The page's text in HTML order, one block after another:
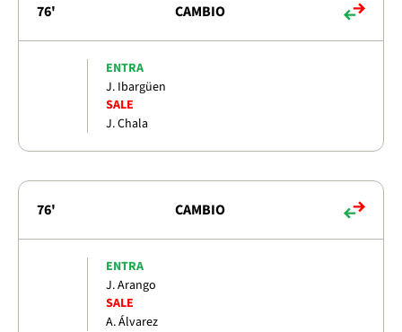
76' CAMBIO
ENTRA
J. Ibargüen
SALE
J. Chala
76' CAMBIO
ENTRA
J. Arango
SALE
A. Álvarez